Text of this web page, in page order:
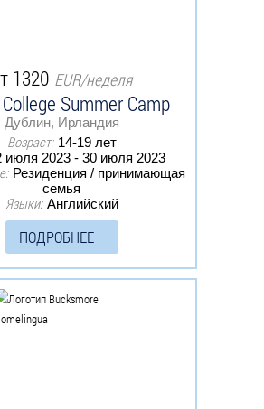
1320 EUR/неделя
Summer Camp
Дублин, Ирландия
Возраст: 14-19 лет
июля 2023 - 30 июля 2023
Резиденция / принимающая
семья
Языки: Английский
ПОДРОБНЕЕ